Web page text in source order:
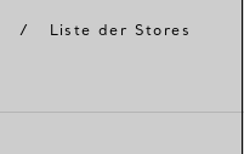
/ Liste der Stores